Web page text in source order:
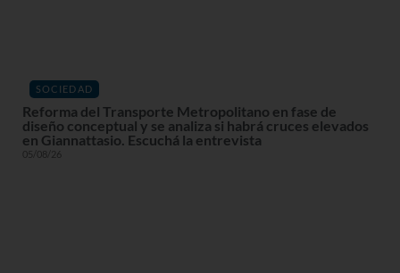
SOCIEDAD
Reforma del Transporte Metropolitano en fase de
diseño conceptual y se analiza si habrá cruces elevados
en Giannattasio. Escuchá la entrevista
05/08/26